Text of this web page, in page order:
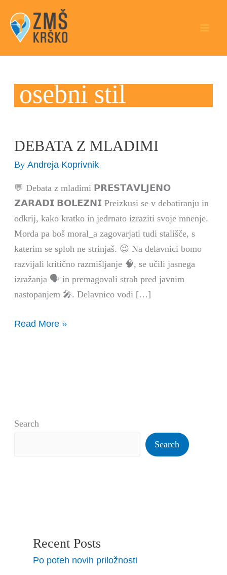
content
osebni stil
DEBATA Z MLADIMI
ByAndreja Koprivnik
💬 Debata z mladimi 𝗣𝗥𝗘𝗦𝗧𝗔𝗩𝗟𝗝𝗘𝗡𝗢
𝗭𝗔𝗥𝗔𝗗𝗜 𝗕𝗢𝗟𝗘𝗭𝗡𝗜 Preizkusi se v debatiranju in
odkrij, kako kratko in jedrnato izraziti svoje mnenje.
Morda pa boš moral_a zagovarjati tudi stališče, s
katerim se sploh ne strinjaš. 😉 Na delavnici bomo
razvijali kritično razmišljanje 🧠, se učili jasnega
izražanja 🗣️ in premagovali strah pred javnim
nastopanjem 🎤. Delavnico vodi […]
DEBATA
Read More »
Search
Search
Recent Posts
Po poteh novih priložnosti